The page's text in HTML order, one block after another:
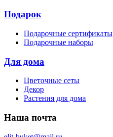
Подарок
Подарочные сертификаты
Подарочные наборы
Для дома
Цветочные сеты
Декор
Растения для дома
Наша почта